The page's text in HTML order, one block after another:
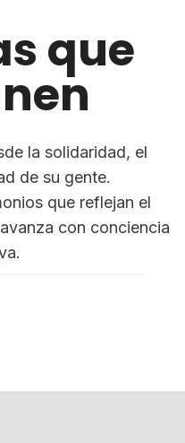
que
la solidaridad, el
de su gente.
que reflejan el
con conciencia